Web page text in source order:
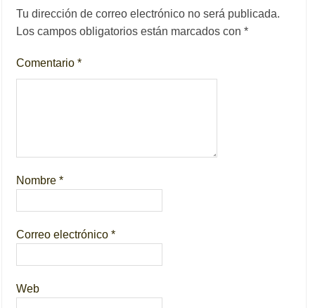
Tu dirección de correo electrónico no será publicada.
Los campos obligatorios están marcados con*
Comentario*
Nombre*
Correo electrónico*
Web